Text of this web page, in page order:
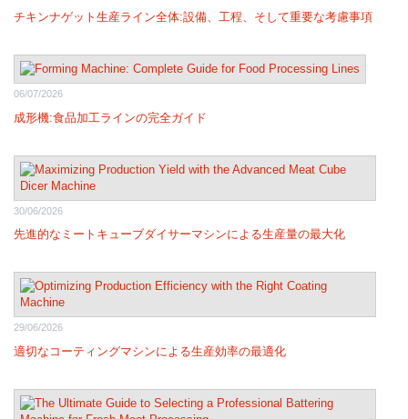
チキンナゲット生産ライン全体:設備、工程、そして重要な考慮事項
06/07/2026
成形機:食品加工ラインの完全ガイド
30/06/2026
先進的なミートキューブダイサーマシンによる生産量の最大化
29/06/2026
適切なコーティングマシンによる生産効率の最適化